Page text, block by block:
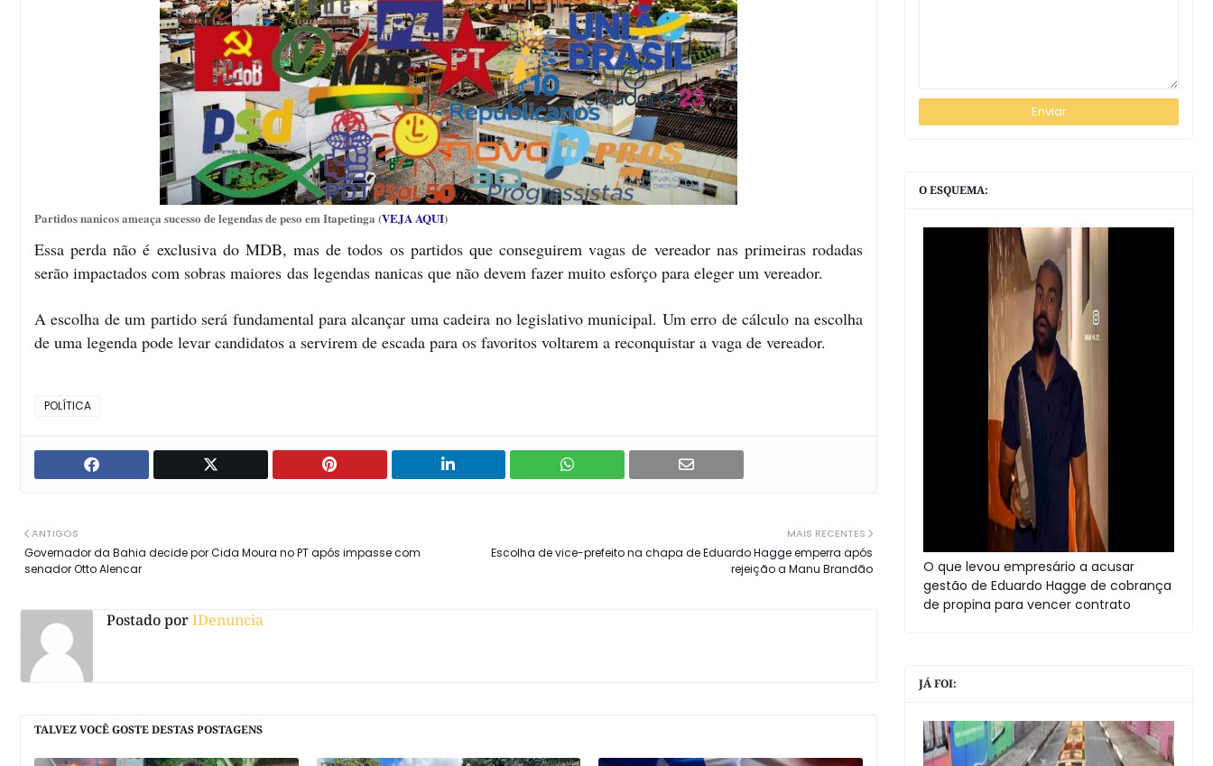
Partidos nanicos ameaça sucesso de legendas de peso em Itapetinga (VEJA AQUI)
Essa perda não é exclusiva do MDB, mas de todos os partidos que conseguirem vagas de vereador nas primeiras rodadas
serão impactados com sobras maiores das legendas nanicas que não devem fazer muito esforço para eleger um vereador.
A escolha de um partido será fundamental para alcançar uma cadeira no legislativo municipal. Um erro de cálculo na escolha
de uma legenda pode levar candidatos a servirem de escada para os favoritos voltarem a reconquistar a vaga de vereador.
POLÍTICA
MAIS RECENTES
Escolha de vice-prefeito na chapa de Eduardo Hagge emperra após
rejeição a Manu Brandão
ANTIGOS
Governador da Bahia decide por Cida Moura no PT após impasse com
senador Otto Alencar
Postado porIDenuncia
TALVEZ VOCÊ GOSTE DESTAS POSTAGENS
O ESQUEMA:
O que levou empresário a acusar
gestão de Eduardo Hagge de cobrança
de propina para vencer contrato
JÁ FOI: